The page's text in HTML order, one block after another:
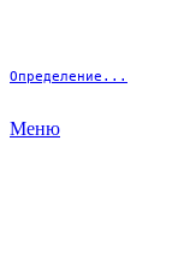
Определение...
Меню